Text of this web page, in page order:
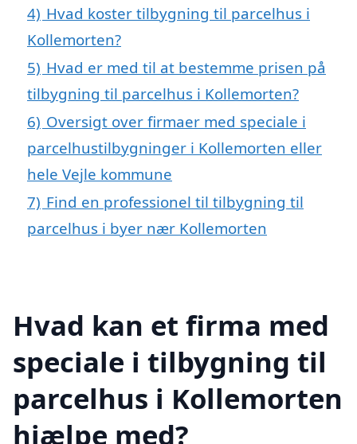
4) Hvad koster tilbygning til parcelhus i
Kollemorten?
5) Hvad er med til at bestemme prisen på
tilbygning til parcelhus i Kollemorten?
6) Oversigt over firmaer med speciale i
parcelhustilbygninger i Kollemorten eller
hele Vejle kommune
7) Find en professionel til tilbygning til
parcelhus i byer nær Kollemorten
Hvad kan et firma med
speciale i tilbygning til
parcelhus i Kollemorten
hjælpe med?